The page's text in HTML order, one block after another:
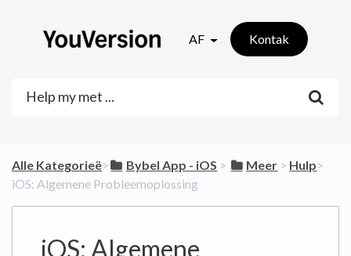
AF Kontak
Alle Kategorieë​>​ ​Bybel App - iOS ​ > ​ ​Meer ​ > ​ ​Hulp​>​
iOS: Algemene Probleemoplossing
iOS: Algemene